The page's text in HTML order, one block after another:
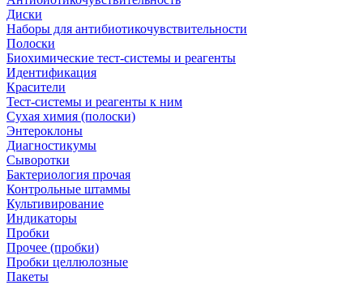
Диски
Наборы для антибиотикочувствительности
Полоски
Биохимические тест-системы и реагенты
Идентификация
Красители
Тест-системы и реагенты к ним
Сухая химия (полоски)
Энтероклоны
Диагностикумы
Сыворотки
Бактериология прочая
Контрольные штаммы
Культивирование
Индикаторы
Пробки
Прочее (пробки)
Пробки целлюлозные
Пакеты